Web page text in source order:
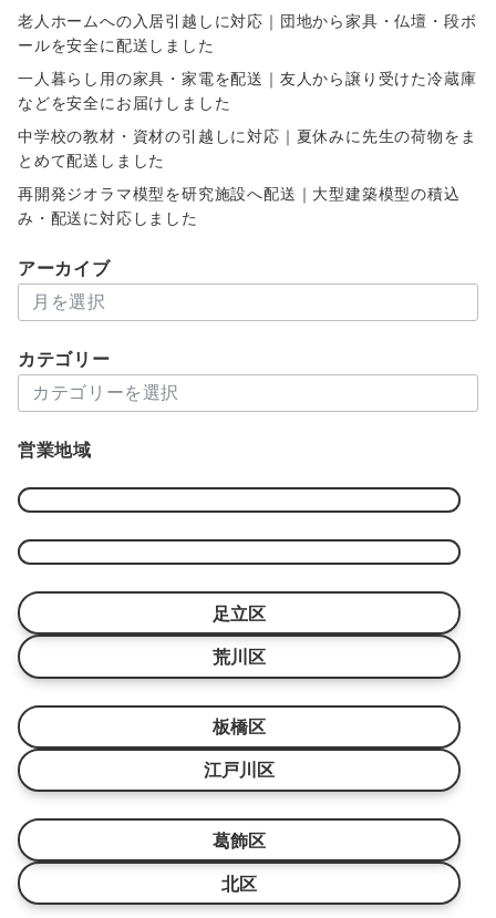
老人ホームへの入居引越しに対応｜団地から家具・仏壇・段ボ
ールを安全に配送しました
一人暮らし用の家具・家電を配送｜友人から譲り受けた冷蔵庫
などを安全にお届けしました
中学校の教材・資材の引越しに対応｜夏休みに先生の荷物をま
とめて配送しました
再開発ジオラマ模型を研究施設へ配送｜大型建築模型の積込
み・配送に対応しました
アーカイブ
ー
イ
カテゴリー
テ
リ
営業地域
足立区
荒川区
板橋区
江戸川区
葛飾区
北区